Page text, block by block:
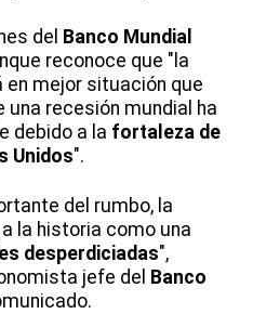
del Banco Mundial
reconoce que "la
en mejor situación que
una recesión mundial ha
debido a la fortaleza de
Unidos".
del rumbo, la
la historia como una
desperdiciadas",
jefe del Banco